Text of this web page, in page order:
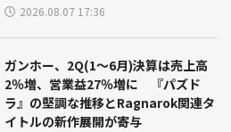
2026.08.07 17:36
ガンホー、2Q(1～6月)決算は売上高
2％増、営業益27％増に 『パズド
ラ』の堅調な推移とRagnarok関連タ
イトルの新作展開が寄与